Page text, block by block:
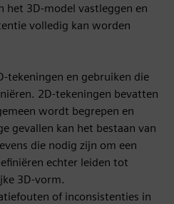
het 3D-model vastleggen en
volledig kan worden
tekeningen en gebruiken die
2D-tekeningen bevatten
wordt begrepen en
gevallen kan het bestaan van
die nodig zijn om een
echter leiden tot
3D-vorm.
of inconsistenties in